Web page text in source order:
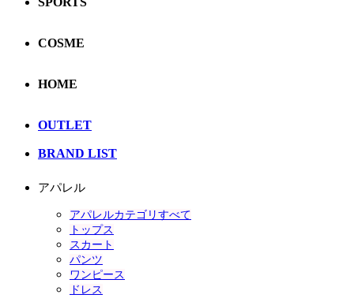
COSME
HOME
OUTLET
BRAND LIST
アパレル
アパレルカテゴリすべて
トップス
スカート
パンツ
ワンピース
ドレス